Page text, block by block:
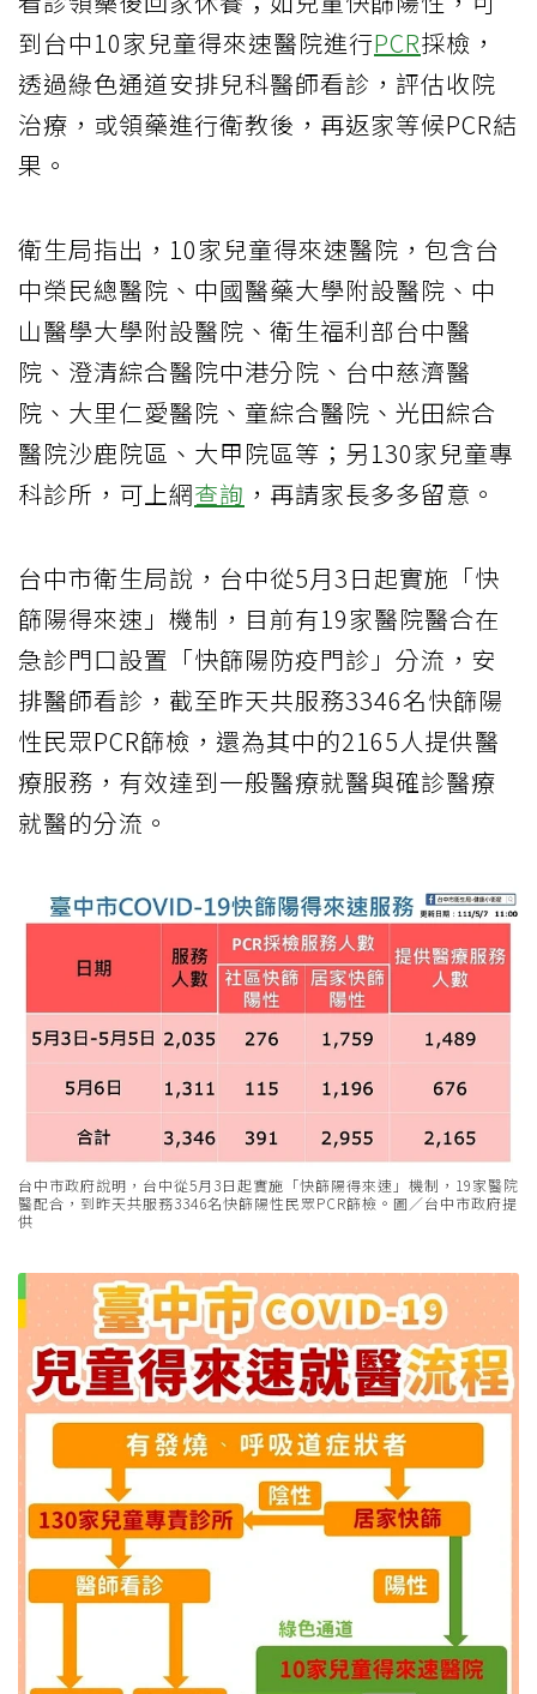
到台中10家兒童得來速醫院進行PCR採檢，
透過綠色通道安排兒科醫師看診，評估收院
治療，或領藥進行衛教後，再返家等候PCR結
果。
衛生局指出，10家兒童得來速醫院，包含台
中榮民總醫院、中國醫藥大學附設醫院、中
山醫學大學附設醫院、衛生福利部台中醫
院、澄清綜合醫院中港分院、台中慈濟醫
院、大里仁愛醫院、童綜合醫院、光田綜合
醫院沙鹿院區、大甲院區等；另130家兒童專
科診所，可上網查詢 ，再請家長多多留意。
台中市衛生局說，台中從5月3日起實施「快
篩陽得來速」機制，目前有19家醫院醫合在
急診門口設置「快篩陽防疫門診」分流，安
排醫師看診，截至昨天共服務3346名快篩陽
性民眾PCR篩檢，還為其中的2165人提供醫
療服務，有效達到一般醫療就醫與確診醫療
就醫的分流。
台中市政府說明，台中從5月3日起實施「快篩陽得來速」機制，19家醫院
醫配合，到昨天共服務3346名快篩陽性民眾PCR篩檢。圖／台中市政府提
供